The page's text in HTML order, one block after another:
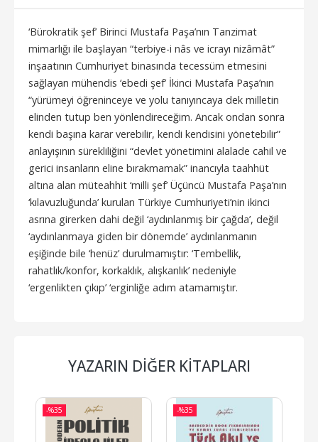
‘Bürokratik şef’ Birinci Mustafa Paşa’nın Tanzimat
mimarlığı ile başlayan “terbiye-i nâs ve icrayı nizâmât”
inşaatının Cumhuriyet binasında tecessüm etmesini
sağlayan mühendis ‘ebedi şef’ İkinci Mustafa Paşa’nın
“yürümeyi öğreninceye ve yolu tanıyıncaya dek milletin
elinden tutup ben yönlendireceğim. Ancak ondan sonra
kendi başına karar verebilir, kendi kendisini yönetebilir”
anlayışının sürekliliğini “devlet yönetimini alalade cahil ve
gerici insanların eline bırakmamak” inancıyla taahhüt
altına alan müteahhit ‘milli şef’ Üçüncü Mustafa Paşa’nın
‘kılavuzluğunda’ kurulan Türkiye Cumhuriyeti’nin ikinci
asrına girerken dahi değil ‘aydınlanmış bir çağda’, değil
‘aydınlanmaya giden bir dönemde’ aydınlanmanın
eşiğinde bile ‘henüz’ durulmamıştır: ‘Tembellik,
rahatlık/konfor, korkaklık, alışkanlık’ nedeniyle
‘ergenlikten çıkıp’ ‘erginliğe adım atamamıştır.
YAZARIN DIĞER KITAPLARI
-%35 -%35